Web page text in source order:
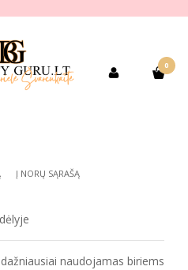
0
Dekoratyvinė kosmetika
(kontūravimui)
MAKIAŽO
Į NORŲ SĄRAŠĄ
dažniausiai naudojamas biriems